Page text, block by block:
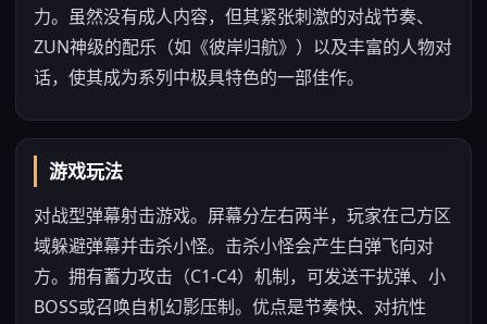
力。虽然没有成人内容，但其紧张刺激的对战节奏、
ZUN神级的配乐（如《彼岸归航》）以及丰富的人物对
话，使其成为系列中极具特色的一部佳作。
游戏玩法
对战型弹幕射击游戏。屏幕分左右两半，玩家在己方区
域躲避弹幕并击杀小怪。击杀小怪会产生白弹飞向对
方。拥有蓄力攻击（C1-C4）机制，可发送干扰弹、小
BOSS或召唤自机幻影压制。优点是节奏快、对抗性